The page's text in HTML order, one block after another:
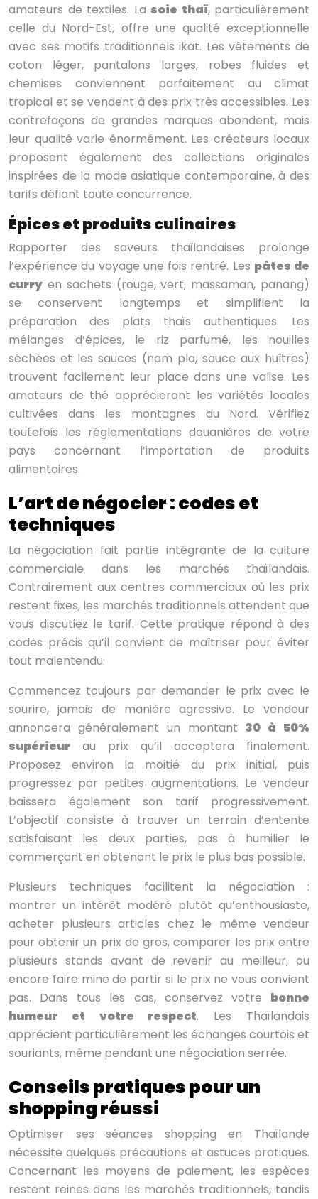
amateurs de textiles. La soie thaï, particulièrement
celle du Nord-Est, offre une qualité exceptionnelle
avec ses motifs traditionnels ikat. Les vêtements de
coton léger, pantalons larges, robes fluides et
chemises conviennent parfaitement au climat
tropical et se vendent à des prix très accessibles. Les
contrefaçons de grandes marques abondent, mais
leur qualité varie énormément. Les créateurs locaux
proposent également des collections originales
inspirées de la mode asiatique contemporaine, à des
tarifs défiant toute concurrence.
Épices et produits culinaires
Rapporter des saveurs thaïlandaises prolonge
l’expérience du voyage une fois rentré. Les pâtes de
curry en sachets (rouge, vert, massaman, panang)
se conservent longtemps et simplifient la
préparation des plats thaïs authentiques. Les
mélanges d’épices, le riz parfumé, les nouilles
séchées et les sauces (nam pla, sauce aux huîtres)
trouvent facilement leur place dans une valise. Les
amateurs de thé apprécieront les variétés locales
cultivées dans les montagnes du Nord. Vérifiez
toutefois les réglementations douanières de votre
pays concernant l’importation de produits
alimentaires.
L’art de négocier : codes et
techniques
La négociation fait partie intégrante de la culture
commerciale dans les marchés thaïlandais.
Contrairement aux centres commerciaux où les prix
restent fixes, les marchés traditionnels attendent que
vous discutiez le tarif. Cette pratique répond à des
codes précis qu’il convient de maîtriser pour éviter
tout malentendu.
Commencez toujours par demander le prix avec le
sourire, jamais de manière agressive. Le vendeur
annoncera généralement un montant 30 à 50%
supérieur au prix qu’il acceptera finalement.
Proposez environ la moitié du prix initial, puis
progressez par petites augmentations. Le vendeur
baissera également son tarif progressivement.
L’objectif consiste à trouver un terrain d’entente
satisfaisant les deux parties, pas à humilier le
commerçant en obtenant le prix le plus bas possible.
Plusieurs techniques facilitent la négociation :
montrer un intérêt modéré plutôt qu’enthousiaste,
acheter plusieurs articles chez le même vendeur
pour obtenir un prix de gros, comparer les prix entre
plusieurs stands avant de revenir au meilleur, ou
encore faire mine de partir si le prix ne vous convient
pas. Dans tous les cas, conservez votre bonne
humeur et votre respect. Les Thaïlandais
apprécient particulièrement les échanges courtois et
souriants, même pendant une négociation serrée.
Conseils pratiques pour un
shopping réussi
Optimiser ses séances shopping en Thaïlande
nécessite quelques précautions et astuces pratiques.
Concernant les moyens de paiement, les espèces
restent reines dans les marchés traditionnels, tandis